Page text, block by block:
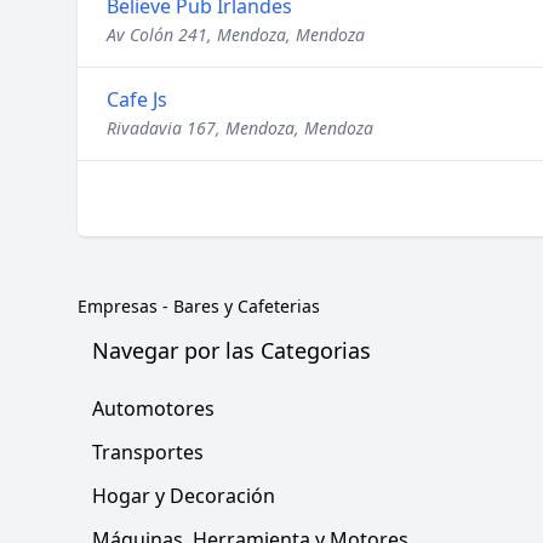
Believe Pub Irlandes
Av Colón 241, Mendoza, Mendoza
Cafe Js
Rivadavia 167, Mendoza, Mendoza
Empresas - Bares y Cafeterias
Navegar por las Categorias
Automotores
Transportes
Hogar y Decoración